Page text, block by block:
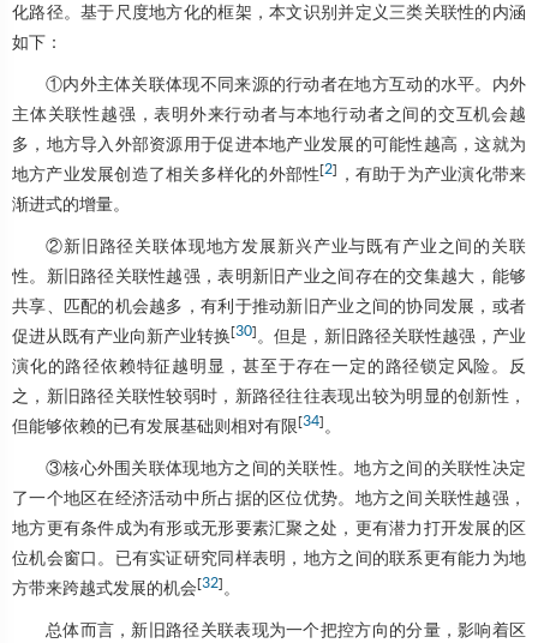
化路径。基于尺度地方化的框架，本文识别并定义三类关联性的内涵
如下：
①内外主体关联体现不同来源的行动者在地方互动的水平。内外
主体关联性越强，表明外来行动者与本地行动者之间的交互机会越
多，地方导入外部资源用于促进本地产业发展的可能性越高，这就为
地方产业发展创造了相关多样化的外部性[2] ，有助于为产业演化带来
渐进式的增量。
②新旧路径关联体现地方发展新兴产业与既有产业之间的关联
性。新旧路径关联性越强，表明新旧产业之间存在的交集越大，能够
共享、匹配的机会越多，有利于推动新旧产业之间的协同发展，或者
促进从既有产业向新产业转换[30]。但是，新旧路径关联性越强，产业
演化的路径依赖特征越明显，甚至于存在一定的路径锁定风险。反
之，新旧路径关联性较弱时，新路径往往表现出较为明显的创新性，
但能够依赖的已有发展基础则相对有限[34]。
③核心外围关联体现地方之间的关联性。地方之间的关联性决定
了一个地区在经济活动中所占据的区位优势。地方之间关联性越强，
地方更有条件成为有形或无形要素汇聚之处，更有潜力打开发展的区
位机会窗口。已有实证研究同样表明，地方之间的联系更有能力为地
方带来跨越式发展的机会[32]。
总体而言，新旧路径关联表现为一个把控方向的分量，影响着区